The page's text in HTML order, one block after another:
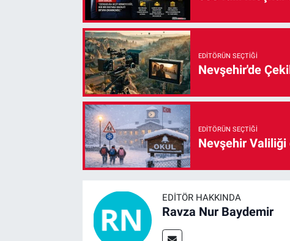
EDITÖRÜN SEÇTIĞI
Nevşehir'de
EDITÖRÜN SEÇTIĞI
Nevşehir Valiliği
EDITÖR HAKKINDA
Ravza Nur Baydemir